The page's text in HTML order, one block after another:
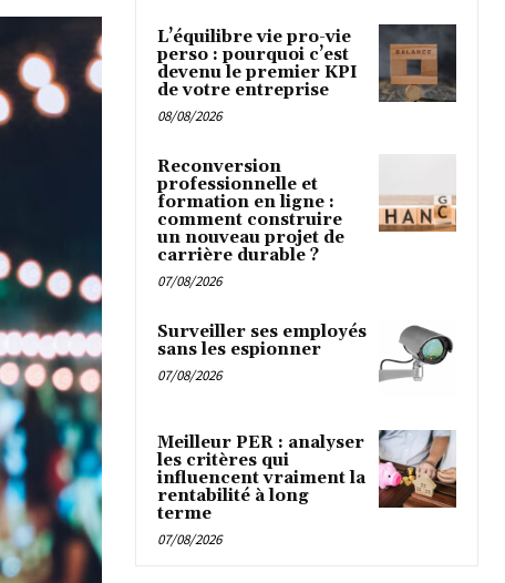
L’équilibre vie pro-vie
perso : pourquoi c’est
devenu le premier KPI
de votre entreprise
08/08/2026
Reconversion
professionnelle et
formation en ligne :
comment construire
un nouveau projet de
carrière durable ?
07/08/2026
Surveiller ses employés
sans les espionner
07/08/2026
Meilleur PER : analyser
les critères qui
influencent vraiment la
rentabilité à long
terme
07/08/2026